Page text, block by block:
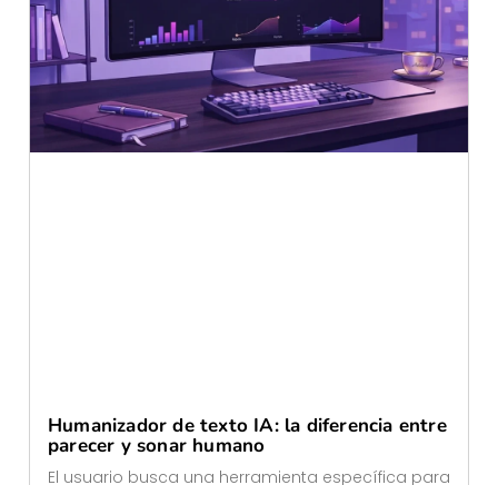
Humanizador de texto IA: la diferencia entre
parecer y sonar humano
El usuario busca una herramienta específica para